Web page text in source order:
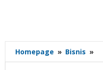
Homepage » Bisnis »
di